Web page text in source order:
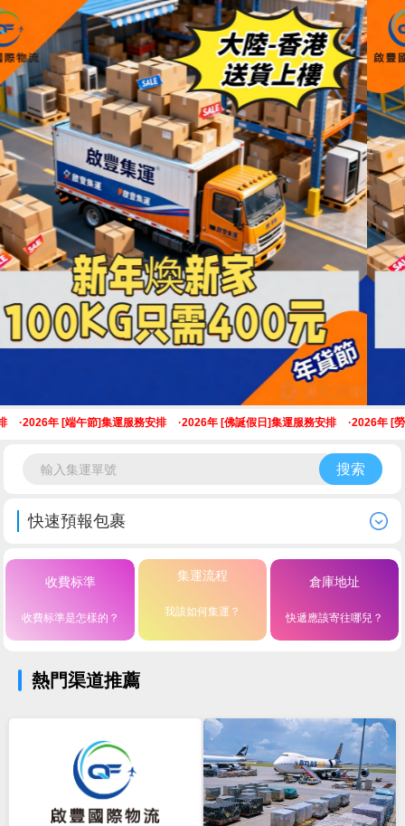
2026年 [端午節]集運服務安排 2026年 [佛誕假日]集運服務安排 2026年 [勞
搜索
快速預報包裹
收費标準
收費标準是怎樣的？
集運流程
我該如何集運？
倉庫地址
快遞應該寄往哪兒？
熱門渠道推薦